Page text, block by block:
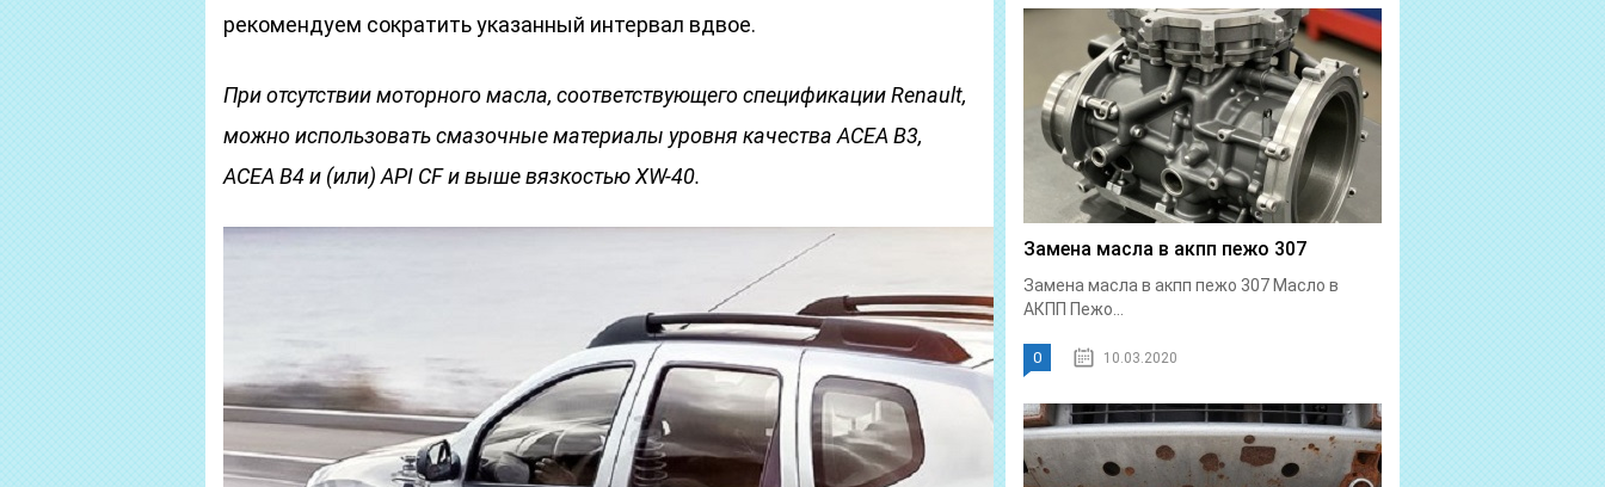
рекомендуем сократить указанный интервал вдвое.
При отсутствии моторного масла, соответствующего спецификации Renault,
можно использовать смазочные материалы уровня качества ACEA B3,
ACEA B4 и (или) API CF и выше вязкостью ХW-40.
Замена масла в акпп пежо 307
Замена масла в акпп пежо 307 Масло в
АКПП Пежо...
0 10.03.2020